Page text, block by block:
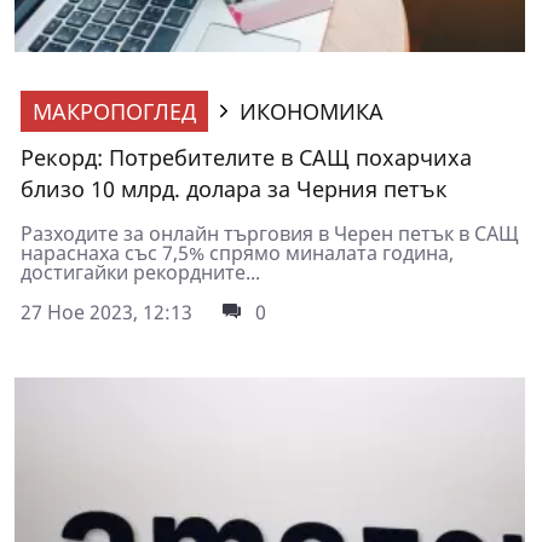
МАКРОПОГЛЕД
ИКОНОМИКА
Рекорд: Потребителите в САЩ похарчиха
близо 10 млрд. долара за Черния петък
Разходите за онлайн търговия в Черен петък в САЩ
нараснаха със 7,5% спрямо миналата година,
достигайки рекордните...
27 Ное 2023, 12:13
0